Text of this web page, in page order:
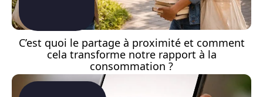
C’est quoi le partage à proximité et comment
cela transforme notre rapport à la
consommation ?